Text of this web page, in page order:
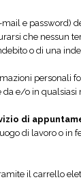
e password)
che nessun
o di una
personali
e/o in
di
di lavoro o in
il carrello